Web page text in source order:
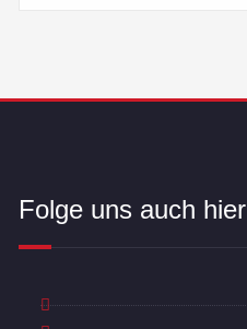
Folge uns auch hier